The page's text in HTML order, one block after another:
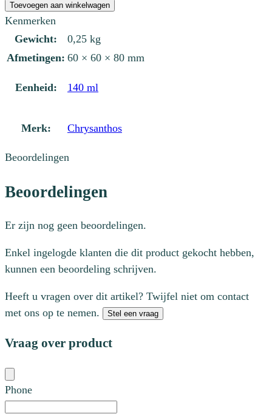
Fairy
Floss
aantal
Toevoegen aan winkelwagen
Kenmerken
Gewicht:
0,25 kg
Afmetingen: 60 × 60 × 80 mm
Eenheid: 140 ml
Merk: Chrysanthos
Beoordelingen
Beoordelingen
Er zijn nog geen beoordelingen.
Enkel ingelogde klanten die dit product gekocht hebben,
kunnen een beoordeling schrijven.
Heeft u vragen over dit artikel? Twijfel niet om contact
met ons op te nemen.
Stel een vraag
Vraag over product
Phone